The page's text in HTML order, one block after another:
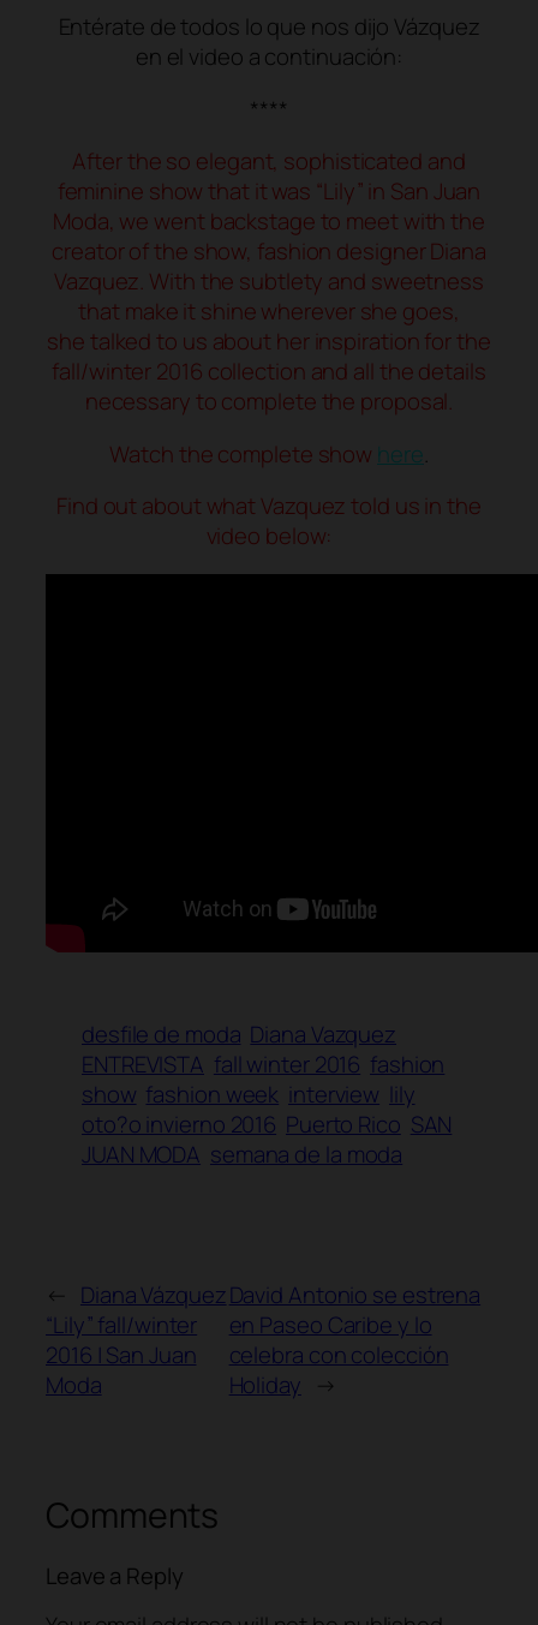
Entérate de todos lo que nos dijo Vázquez
en el video a continuación:
****
After the so elegant, sophisticated and
feminine show that it was “Lily” in San Juan
Moda, we went backstage to meet with the
creator of the show, fashion designer Diana
Vazquez. With the subtlety and sweetness
that make it shine wherever she goes,
she talked to us about her inspiration for the
fall/winter 2016 collection and all the details
necessary to complete the proposal.
Watch the complete show here.
Find out about what Vazquez told us in the
video below:
desfile de moda Diana Vazquez
ENTREVISTA fall winter 2016 fashion
show fashion week interview
lily
oto?o invierno 2016 Puerto Rico SAN
JUAN MODA semana de la moda
←
Diana Vázquez
“Lily” fall/winter
2016 | San Juan
Moda
David Antonio se estrena
en Paseo Caribe y lo
celebra con colección
Holiday
→
Comments
Leave a Reply